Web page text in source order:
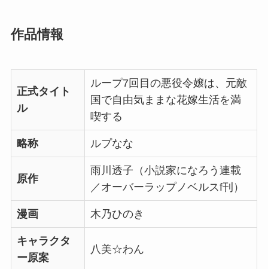
作品情報
正式タイト
ル
ループ7回目の悪役令嬢は、元敵
国で自由気ままな花嫁生活を満
喫する
略称 ルプなな
原作
雨川透子（小説家になろう連載
／オーバーラップノベルスf刊）
漫画 木乃ひのき
キャラクタ
ー原案
八美☆わん